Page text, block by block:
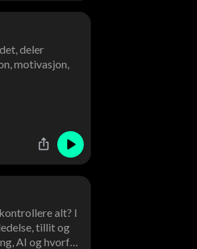
deler
motivasjon,
alt? I
tillit og
AI og hvorfor